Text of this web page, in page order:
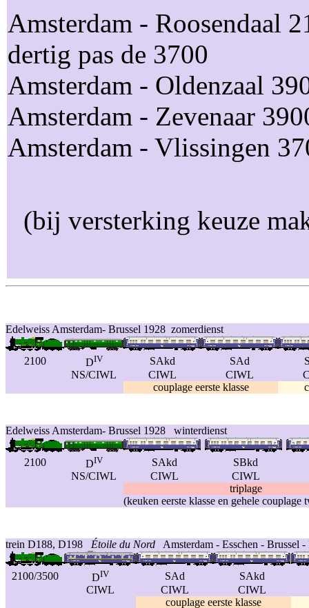
Amsterdam - Roosendaal
dertig pas de 3700
Amsterdam - Oldenzaal
Amsterdam - Zevenaar
Amsterdam - Vlissingen
(bij versterking keuze
Edelweiss Amsterdam- Brussel 1928 zomerdienst
2100 DIV SAkd SAd
NS/CIWL
CIWL CIWL
couplage eerste klasse
Edelweiss Amsterdam- Brussel 1928 winterdienst
2100 DIV SAkd
SBkd
NS/CIWL
CIWL
CIWL
triplage
(keuken eerste klasse en gehele couplage
trein D188, D198 Étoile du Nord Amsterdam - Esschen - Brussel
2100/3500 DIV SAd
SAkd
CIWL
CIWL
CIWL
couplage eerste klasse